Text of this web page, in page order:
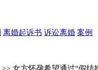
离婚起诉书 诉讼离婚 案例
>> 女方怀孕希望通过“假